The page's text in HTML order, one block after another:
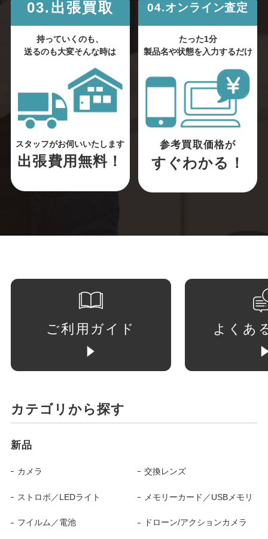
03.出張買取
持っていくのも、
送るのも大変そんな時は
スタッフがお伺いいたします
出張費用無料！
04.オンライン査定
たった1分
製品名や状態を入力するだけ
参考買取価格が
すぐわかる！
ご利用ガイド よくあ
カテゴリから探す
新品
カメラ 交換レンズ
ストロボ／LEDライト メモリーカード／USBメモリ
フイルム／電池 ドローン/アクションカメラ